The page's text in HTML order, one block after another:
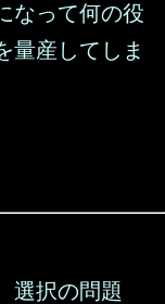
なって何の役
量産してしま
選択の問題